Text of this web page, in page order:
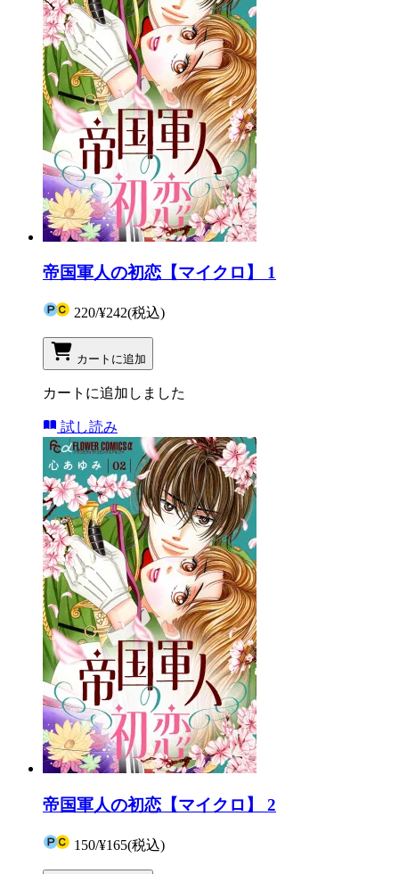
帝国軍人の初恋【マイクロ】 1
220/¥242(税込)
カートに追加
カートに追加しました
試し読み
帝国軍人の初恋【マイクロ】 2
150/¥165(税込)